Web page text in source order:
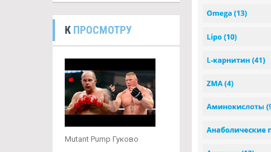
К ПРОСМОТРУ
Mutant Pump Гуково